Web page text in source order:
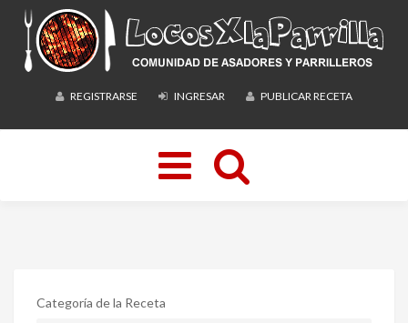
REGISTRARSE INGRESAR PUBLICAR RECETA
Toggle
navigation
Categoría de la Receta